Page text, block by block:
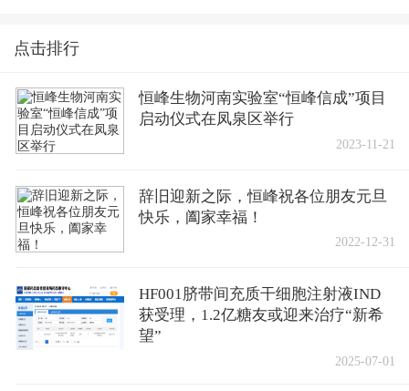
点击排行
恒峰生物河南实验室“恒峰信成”项目
启动仪式在凤泉区举行
2023-11-21
辞旧迎新之际，恒峰祝各位朋友元旦
快乐，阖家幸福！
2022-12-31
HF001脐带间充质干细胞注射液IND
获受理，1.2亿糖友或迎来治疗“新希
望”
2025-07-01